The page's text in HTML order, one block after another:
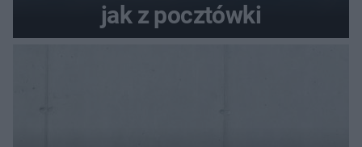
jak z pocztówki